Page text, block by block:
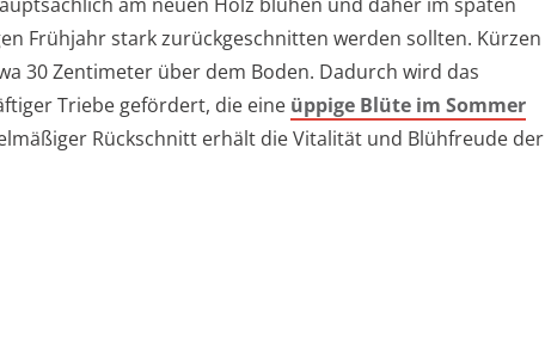
Frühjahr stark zurückgeschnitten werden sollten. Kürzen
30 Zentimeter über dem Boden. Dadurch wird das
Triebe gefördert, die eine üppige Blüte im Sommer
Rückschnitt erhält die Vitalität und Blühfreude der